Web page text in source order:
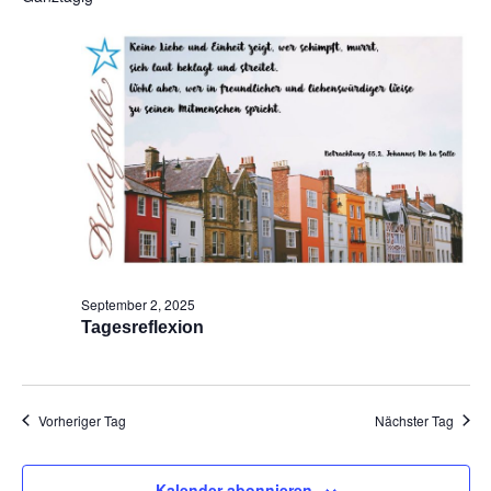
und
Tagesreflexion
September 2, 2025
Vorheriger Tag Nächster Tag